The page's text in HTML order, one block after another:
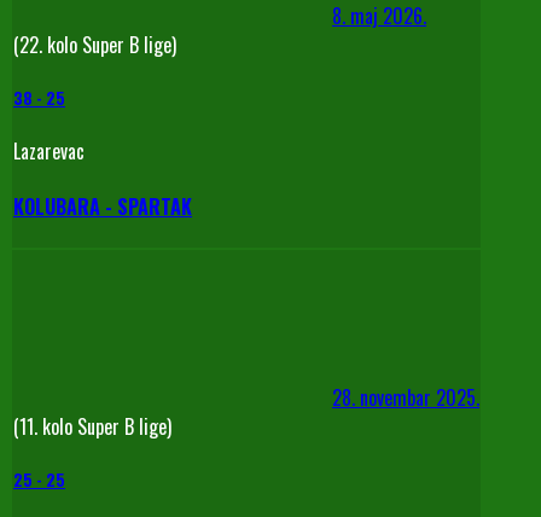
8. maj 2026.
(22. kolo Super B lige)
38 - 25
Lazarevac
KOLUBARA - SPARTAK
28. novembar 2025.
(11. kolo Super B lige)
25 - 25